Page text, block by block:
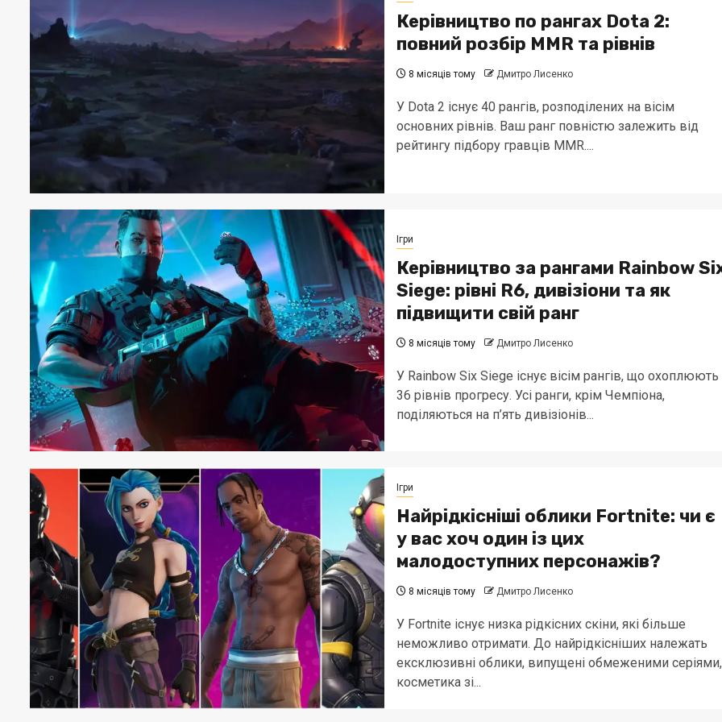
Керівництво по рангах Dota 2:
повний розбір MMR та рівнів
8 місяців тому Дмитро Лисенко
У Dota 2 існує 40 рангів, розподілених на вісім
основних рівнів. Ваш ранг повністю залежить від
рейтингу підбору гравців MMR....
Ігри
Керівництво за рангами Rainbow
Siege: рівні R6, дивізіони та як
підвищити свій ранг
8 місяців тому Дмитро Лисенко
У Rainbow Six Siege існує вісім рангів, що охоплюють
36 рівнів прогресу. Усі ранги, крім Чемпіона,
поділяються на п’ять дивізіонів...
Ігри
Найрідкісніші облики Fortnite: чи є
у вас хоч один із цих
малодоступних персонажів?
8 місяців тому Дмитро Лисенко
У Fortnite існує низка рідкісних скіни, які більше
неможливо отримати. До найрідкісніших належать
ексклюзивні облики, випущені обмеженими серіями,
косметика зі...